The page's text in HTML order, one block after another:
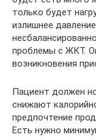
только будет
излишнее
проблемы с ЖКТ.
возникновения
Пациент должен
снижают
предпочтение
Есть нужно